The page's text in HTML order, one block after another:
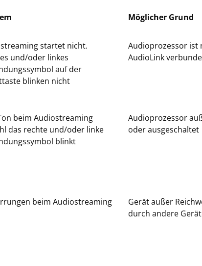
Möglicher Grund
startet nicht.
und/oder linkes
auf der
blinken nicht
Audioprozessor ist
AudioLink
beim Audiostreaming
das rechte und/oder linke
blinkt
Audioprozessor
oder ausgeschaltet
beim Audiostreaming
Gerät außer
durch andere